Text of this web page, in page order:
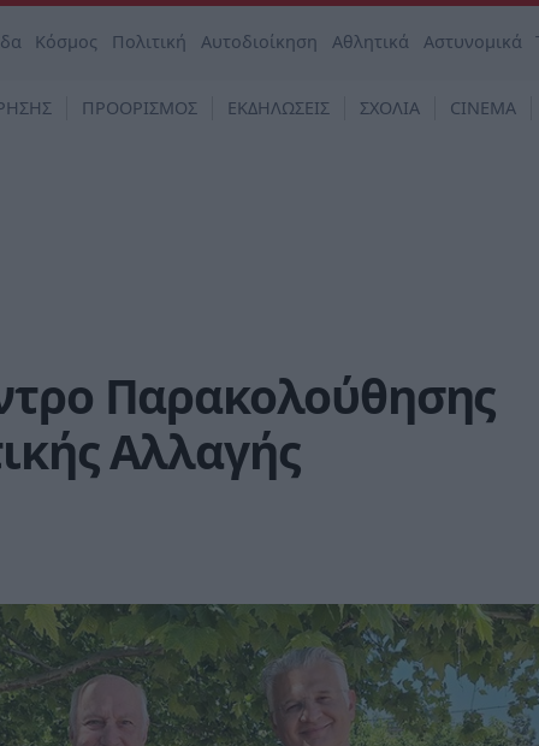
Κόσμος Πολιτική Αυτοδιοίκηση Αθλητικά Αστυνομικά
ΠΡΟΟΡΙΣΜΟΣ ΕΚΔΗΛΩΣΕΙΣ ΣΧΟΛΙΑ CINEMA
Παρακολούθησης
Αλλαγής